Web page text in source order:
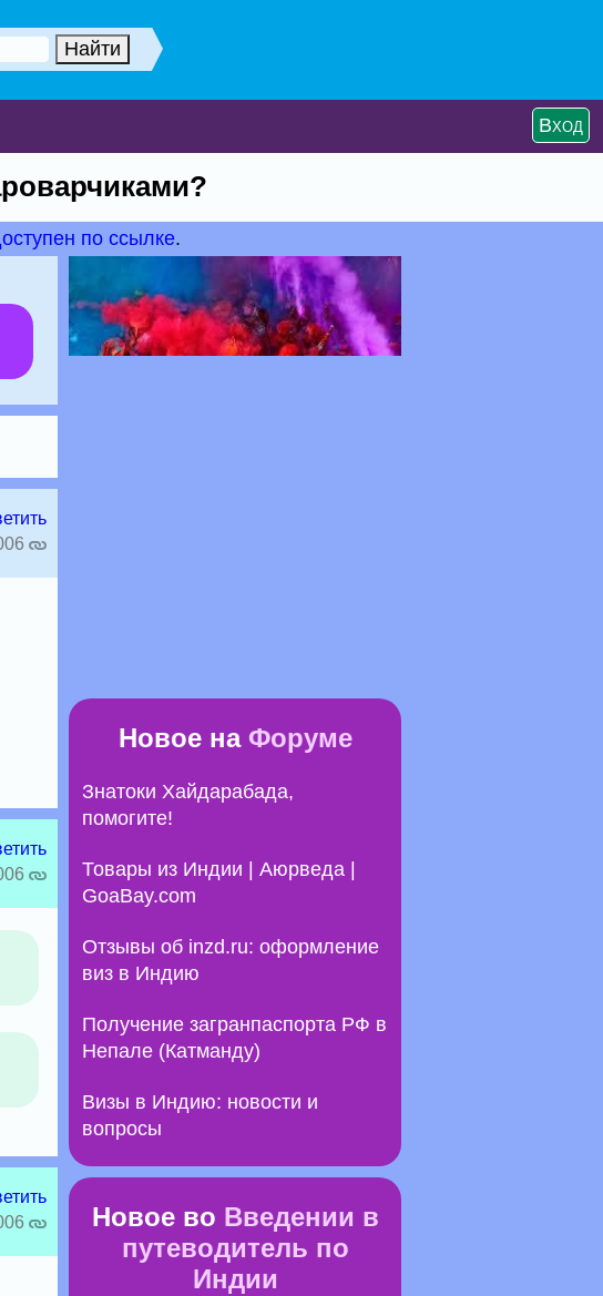
Вход
по ссылке.
Новое на Форуме
Знатоки Хайдарабада,
помогите!
Товары из Индии | Аюрведа |
GoaBay.com
Отзывы об inzd.ru: оформление
виз в Индию
Получение загранпаспорта РФ в
Непале (Катманду)
Визы в Индию: новости и
вопросы
Новое во Введении в
путеводитель по
Индии